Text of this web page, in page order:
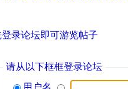
录论坛即可游览帖子
请从以下框框登录论坛
用户名